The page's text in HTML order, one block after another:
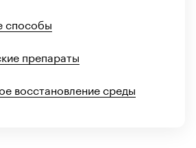
способы
препараты
восстановление среды